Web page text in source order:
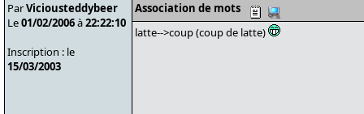
ParViciousteddybeer
Le01/02/2006à22:22:10
Inscription : le
15/03/2003
Association de mots
latte-->coup (coup de latte)